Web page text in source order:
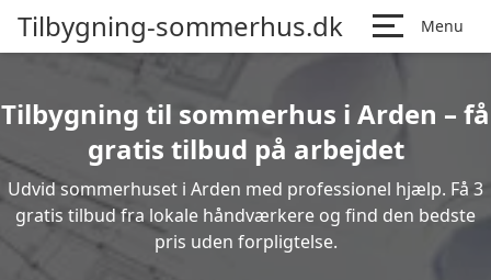
Tilbygning-sommerhus.dk Menu
Tilbygning til sommerhus i Arden – få
gratis tilbud på arbejdet
Udvid sommerhuset i Arden med professionel hjælp. Få 3
gratis tilbud fra lokale håndværkere og find den bedste
pris uden forpligtelse.